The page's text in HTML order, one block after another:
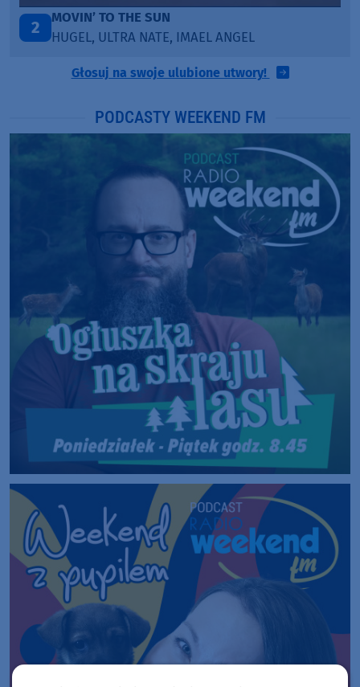
2
MOVIN’ TO THE SUN
HUGEL, ULTRA NATE, IMAEL ANGEL
Głosuj na swoje ulubione utwory!
PODCASTY WEEKEND FM